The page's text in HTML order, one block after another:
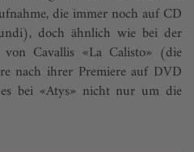
die immer noch auf CD
doch ähnlich wie bei der
von Cavallis «La Calisto» (die
nach ihrer Premiere auf DVD
bei «Atys» nicht nur um die